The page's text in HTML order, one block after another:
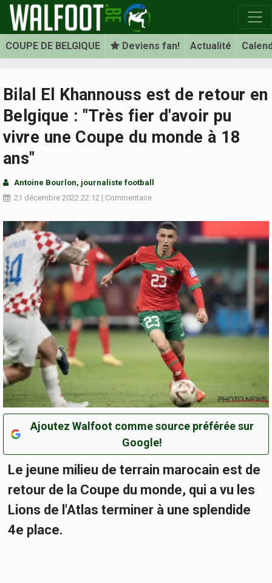
COUPE DE BELGIQUE Deviens fan! Actualité
Bilal El Khannouss est de retour en
Belgique : "Très fier d'avoir pu
vivre une Coupe du monde à 18
ans"
Antoine Bourlon, journaliste football
21 décembre 2022 22:12 | Commentaire
Ajoutez Walfoot comme source préférée sur
Google!
Le jeune milieu de terrain marocain est de
retour de la Coupe du monde, qui a vu les
Lions de l'Atlas terminer à une splendide
4e place.